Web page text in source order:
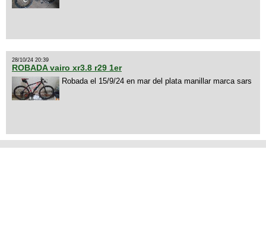
28/10/24 20:39
ROBADA vairo xr3.8 r29 1er
Robada el 15/9/24 en mar del plata manillar marca sars